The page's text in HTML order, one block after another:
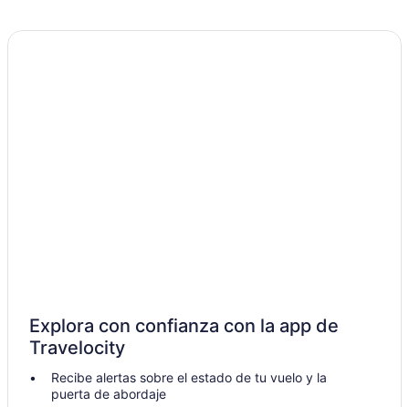
Explora con confianza con la app de
Travelocity
Recibe alertas sobre el estado de tu vuelo y la
puerta de abordaje